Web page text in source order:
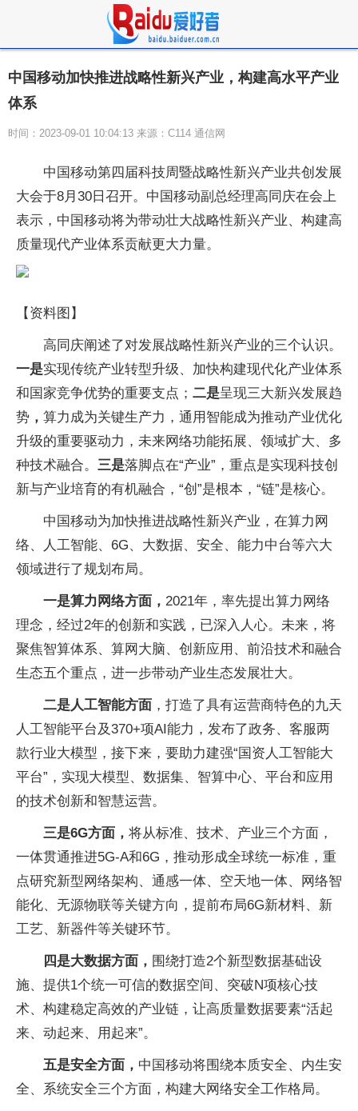
中国移动加快推进战略性新兴产业，构建高水平产业
体系
时间：2023-09-01 10:04:13 来源：C114 通信网
中国移动第四届科技周暨战略性新兴产业共创发展
大会于8月30日召开。中国移动副总经理高同庆在会上
表示，中国移动将为带动壮大战略性新兴产业、构建高
质量现代产业体系贡献更大力量。
【资料图】
高同庆阐述了对发展战略性新兴产业的三个认识。
一是实现传统产业转型升级、加快构建现代化产业体系
和国家竞争优势的重要支点； 二是呈现三大新兴发展趋
势 ， 算力成为关键生产力，通用智能成为推动产业优化
升级的重要驱动力，未来网络功能拓展、领域扩大、多
种技术融合。 三是落脚点在“产业”，重点是实现科技创
新与产业培育的有机融合，“创”是根本，“链”是核心。
中国移动为加快推进战略性新兴产业，在算力网
络、人工智能、6G、大数据、安全、能力中台等六大
领域进行了规划布局。
一是算力网络方面， 2021年，率先提出算力网络
理念，经过2年的创新和实践，已深入人心。未来，将
聚焦智算体系、算网大脑、创新应用、前沿技术和融合
生态五个重点，进一步带动产业生态发展壮大。
二是人工智能方面 ，打造了具有运营商特色的九天
人工智能平台及370+项AI能力，发布了政务、客服两
款行业大模型，接下来，要助力建强“国资人工智能大
平台”，实现大模型、数据集、智算中心、平台和应用
的技术创新和智慧运营。
三是6G方面， 将从标准、技术、产业三个方面，
一体贯通推进5G-A和6G，推动形成全球统一标准，重
点研究新型网络架构、通感一体、空天地一体、网络智
能化、无源物联等关键方向，提前布局6G新材料、新
工艺、新器件等关键环节。
四是大数据方面， 围绕打造2个新型数据基础设
施、提供1个统一可信的数据空间、突破N项核心技
术、构建稳定高效的产业链，让高质量数据要素“活起
来、动起来、用起来”。
五是安全方面， 中国移动将围绕本质安全、内生安
全、系统安全三个方面，构建大网络安全工作格局。